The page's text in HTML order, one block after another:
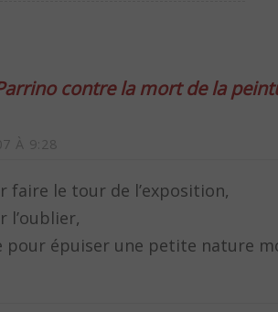
contre la mort de la
À 9:28
faire le tour de l’exposition,
l’oublier,
pour épuiser une petite nature